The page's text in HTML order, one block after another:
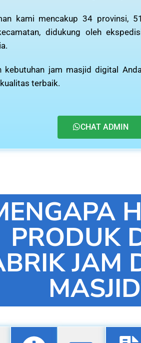
kami mencakup 34 provinsi,
didukung oleh
kebutuhan jam masjid digital
terbaik.
CHAT ADMIN
PRODUK
JAM